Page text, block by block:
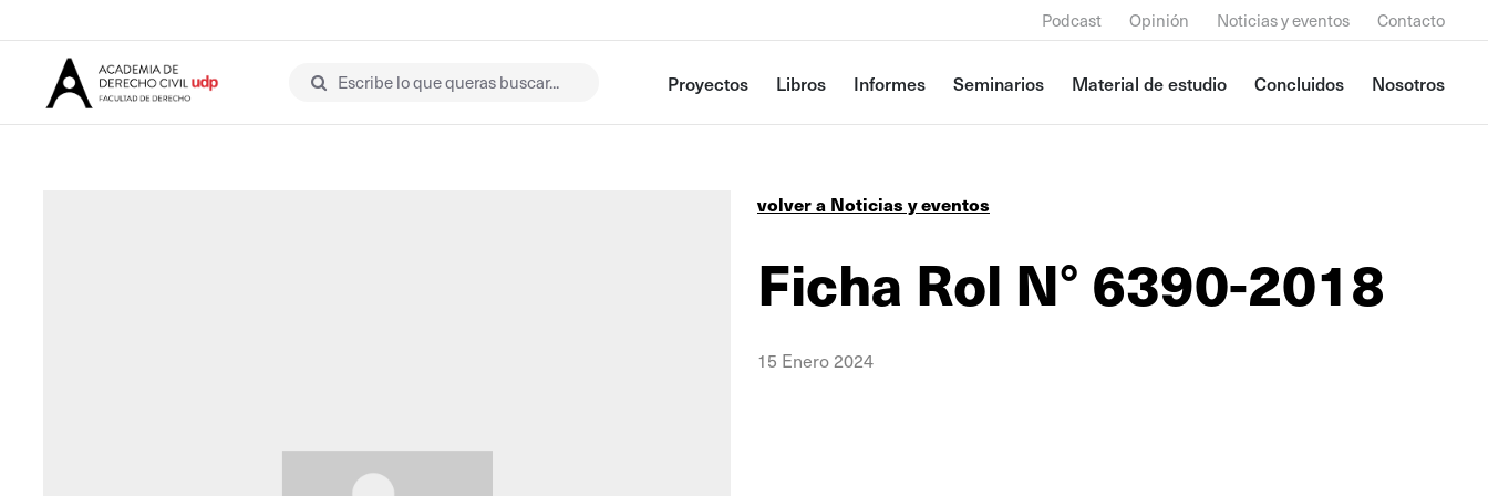
Podcast Opinión Noticias y eventos Contacto
Escribe lo que queras buscar... Proyectos Libros Informes Seminarios Material de estudio Concluidos Nosotros
volver a Noticias y eventos
Ficha Rol N° 6390-2018
15 Enero 2024